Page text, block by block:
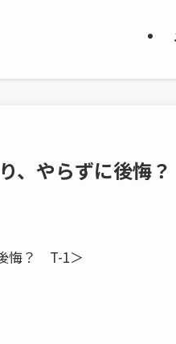
、やらずに後悔
悔？ T-1＞